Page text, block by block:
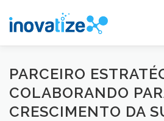
para
INOVATIZE MAUTIC
MATERIAIS EDUCATIVOS
PARCEIRO
COLABORANDO
CRESCIMENTO DA